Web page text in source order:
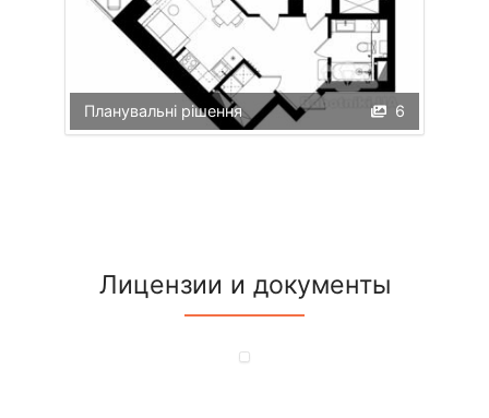
6
Планувальні рішення
Лицензии и документы